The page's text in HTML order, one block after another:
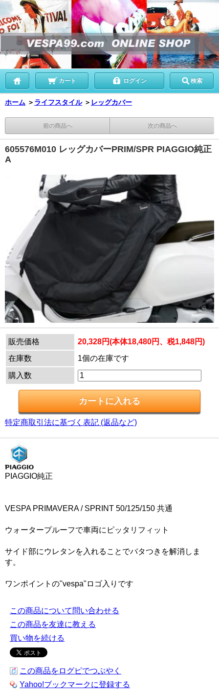
カート ログイン 検索
ホーム ＞ ライフスタイル ＞ レッグカバー
前の商品へ 次の商品へ
605576M010 レッグカバーPRIM/SPR PIAGGIO純正
A
販売価格
20,328円(本体18,480円、税1,848円)
在庫数
1個の在庫です
購入数
特定商取引法に基づく表記 (返品など)
PIAGGIO純正
VESPA PRIMAVERA / SPRINT 50/125/150 共通
ウォータープルーフで車両にピッタリフィット
サイド部にウレタンを入れることでバタつきを解消しま
す。
ワンポイントの"vespa"ロゴ入りです
この商品について問い合わせる
この商品を友達に教える
買い物を続ける
この商品をログピでつぶやく
Yahoo!ブックマークに登録する